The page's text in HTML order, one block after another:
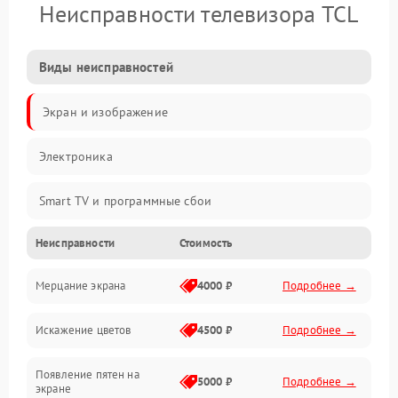
Неисправности телевизора TCL
Виды неисправностей
Экран и изображение
Электроника
Smart TV и программные сбои
Питание и запуск
Подсветка и LED-модули
Звук и аудиосистема
Сигнал и приём каналов
Неисправности Стоимость
Мерцание экрана 4000 ₽ Подробнее →
Искажение цветов 4500 ₽ Подробнее →
Появление пятен на
экране
5000 ₽ Подробнее →